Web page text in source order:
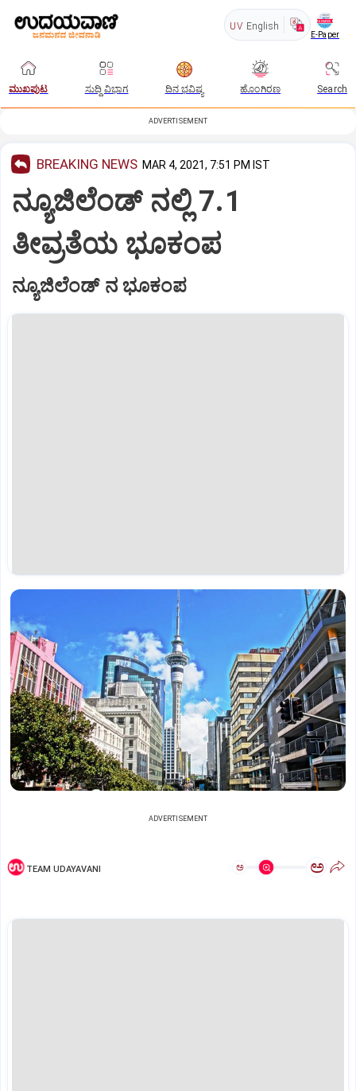
UV English
E-Paper
ಮುಖಪುಟ ಸುದ್ದಿ ವಿಭಾಗ ದಿನ ಭವಿಷ್ಯ ಹೊಂಗಿರಣ Search
ADVERTISEMENT
BREAKING NEWS MAR 4, 2021, 7:51 PM IST
ನ್ಯೂಜಿಲೆಂಡ್‌ ನಲ್ಲಿ 7.1
ತೀವ್ರತೆಯ ಭೂಕಂಪ
ನ್ಯೂಜಿಲೆಂಡ್‌ ನ ಭೂಕಂಪ
ADVERTISEMENT
TEAM UDAYAVANI ಅ ಅ